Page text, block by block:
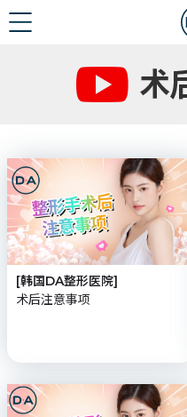
[韩国DA整形医院]
术后注意事项